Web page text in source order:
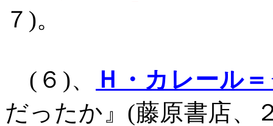
７ )。
( ６ )、
Ｈ・カレール
だったか』 (藤原書店、